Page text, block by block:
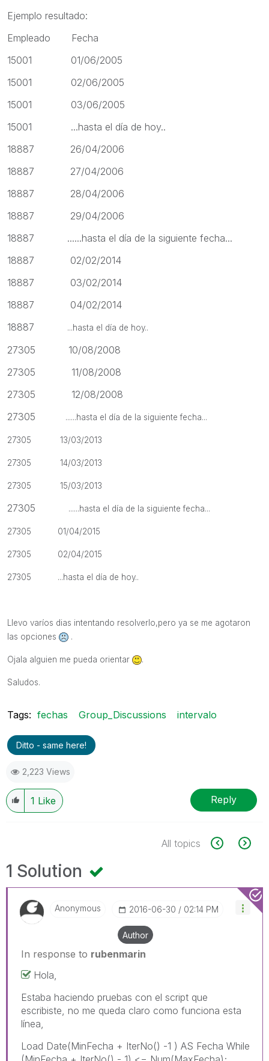
Ejemplo resultado:
Empleado Fecha
15001 01/06/2005
15001 02/06/2005
15001 03/06/2005
15001 ...hasta el día de hoy..
18887 26/04/2006
18887 27/04/2006
18887 28/04/2006
18887 29/04/2006
18887 ......hasta el día de la siguiente fecha...
18887 02/02/2014
18887 03/02/2014
18887 04/02/2014
18887
...hasta el día de hoy..
27305 10/08/2008
27305 11/08/2008
27305 12/08/2008
27305
......hasta el día de la siguiente fecha...
27305 13/03/2013
27305 14/03/2013
27305 15/03/2013
27305 ......hasta el día de la siguiente fecha...
27305 01/04/2015
27305 02/04/2015
27305 ...hasta el día de hoy..
Llevo varíos dias intentando resolverlo,pero ya se me agotaron
las opciones
.
Ojala alguien me pueda orientar .
Saludos.
Tags: fechas Group_Discussions intervalo
Ditto - same here!
2,223 Views
1 Like Reply
All topics
1 Solution
Anonymous ‎2016-06-30 02:14 PM
Author
In response to rubenmarin
Hola,
Estaba haciendo pruebas con el script que
escribiste, no me queda claro como funciona esta
línea,
Load Date(MinFecha + IterNo() -1 ) AS Fecha While